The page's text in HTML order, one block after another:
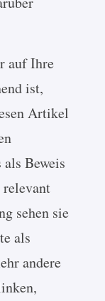
auf Ihre
ist,
Artikel
Beweis
sehen sie
als
andere